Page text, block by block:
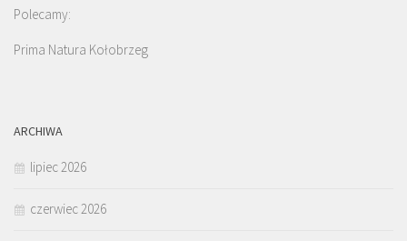
Polecamy:
Prima Natura Kołobrzeg
ARCHIWA
lipiec 2026
czerwiec 2026